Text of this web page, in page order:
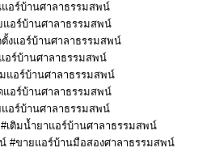
อร์บ้านศาลาธรรมสพน์
อร์บ้านศาลาธรรมสพน์
งแอร์บ้านศาลาธรรมสพน์
อร์บ้านศาลาธรรมสพน์
แอร์บ้านศาลาธรรมสพน์
อร์บ้านศาลาธรรมสพน์
อร์บ้านศาลาธรรมสพน์
เติมน้ำยาแอร์บ้านศาลาธรรมสพน์
#ขายแอร์บ้านมือสองศาลาธรรมสพน์